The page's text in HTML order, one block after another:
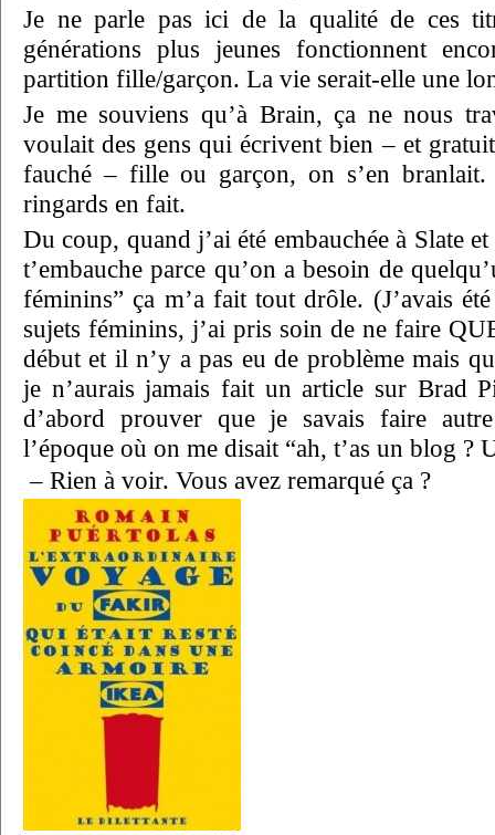
Je ne parle pas ici de la qualité de ces
générations plus jeunes fonctionnent
partition fille/garçon. La vie serait-elle une
Je me souviens qu’à Brain, ça ne nous
voulait des gens qui écrivent bien – et
fauché – fille ou garçon, on s’en branlait.
ringards en fait.
Du coup, quand j’ai été embauchée à Slate
t’embauche parce qu’on a besoin de
féminins” ça m’a fait tout drôle. (J’avais
sujets féminins, j’ai pris soin de ne faire
début et il n’y a pas eu de problème mais
je n’aurais jamais fait un article sur Brad
d’abord prouver que je savais faire
l’époque où on me disait “ah, t’as un blog ?
– Rien à voir. Vous avez remarqué ça ?